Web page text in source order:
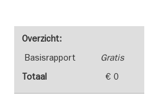
Overzicht:
Basisrapport Gratis
Totaal € 0